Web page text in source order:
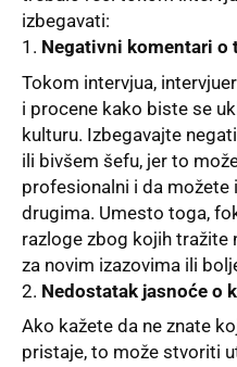
izbegavati:
Negativni komentari o
Tokom intervjua,
i procene kako biste se
kulturu. Izbegavajte
ili bivšem šefu, jer to
profesionalni i da
drugima. Umesto toga,
razloge zbog kojih tražite
za novim izazovima ili
Nedostatak jasnoće o
Ako kažete da ne znate
pristaje, to može stvoriti